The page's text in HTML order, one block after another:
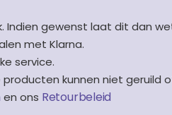
Indien gewenst laat dit dan
met Klarna.
service.
kunnen niet geruild
en ons Retourbeleid